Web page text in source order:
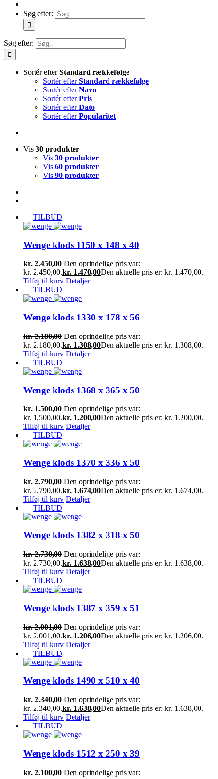
Søg efter:
Søg efter:
Sortér efterStandard rækkefølge
Sortér efterStandard rækkefølge
Sortér efterNavn
Sortér efterPris
Sortér efterDato
Sortér efterPopularitet
Vis 30 produkter
Vis 30 produkter
Vis 60 produkter
Vis 90 produkter
TILBUD
Wenge klods 1150 x 148 x 40
kr.2.450,00 Den oprindelige pris var:
kr. 2.450,00.kr. 1.470,00Den aktuelle pris er: kr. 1.470,00.
Tilføj til kurv Detaljer
TILBUD
Wenge klods 1330 x 178 x 56
kr.2.180,00 Den oprindelige pris var:
kr. 2.180,00.kr. 1.308,00Den aktuelle pris er: kr. 1.308,00.
Tilføj til kurv Detaljer
TILBUD
Wenge klods 1368 x 365 x 50
kr.1.500,00 Den oprindelige pris var:
kr. 1.500,00.kr. 1.200,00Den aktuelle pris er: kr. 1.200,00.
Tilføj til kurv Detaljer
TILBUD
Wenge klods 1370 x 336 x 50
kr.2.790,00 Den oprindelige pris var:
kr. 2.790,00.kr. 1.674,00Den aktuelle pris er: kr. 1.674,00.
Tilføj til kurv Detaljer
TILBUD
Wenge klods 1382 x 318 x 50
kr.2.730,00 Den oprindelige pris var:
kr. 2.730,00.kr. 1.638,00Den aktuelle pris er: kr. 1.638,00.
Tilføj til kurv Detaljer
TILBUD
Wenge klods 1387 x 359 x 51
kr.2.001,00 Den oprindelige pris var:
kr. 2.001,00.kr. 1.206,00Den aktuelle pris er: kr. 1.206,00.
Tilføj til kurv Detaljer
TILBUD
Wenge klods 1490 x 510 x 40
kr.2.340,00 Den oprindelige pris var:
kr. 2.340,00.kr. 1.638,00Den aktuelle pris er: kr. 1.638,00.
Tilføj til kurv Detaljer
TILBUD
Wenge klods 1512 x 250 x 39
kr.2.100,00 Den oprindelige pris var: